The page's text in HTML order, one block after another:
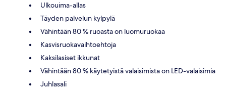
Ulkouima-allas
Täyden palvelun kylpylä
Vähintään 80 % ruoasta on luomuruokaa
Kasvisruokavaihtoehtoja
Kaksilasiset ikkunat
Vähintään 80 % käytetyistä valaisimista on LED-valaisimia
Juhlasali